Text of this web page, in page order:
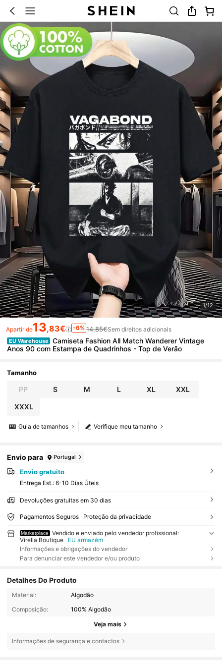
1/12
Apartir de13,83€ -6% 14,85€Sem direitos adicionais
EU Warehouse
Camiseta Fashion All Match Wanderer Vintage
Anos 90 com Estampa de Quadrinhos - Top de Verão
Tamanho
PP S M L XL XXL
XXXL
Verifique meu tamanho
Guia de tamanhos
Envio para Portugal
Envio gratuito
Entrega Est.: 6-10 Dias Úteis
Devoluções gratuitas em 30 dias
Pagamentos Seguros · Proteção da privacidade
Marketplace
Vendido e enviado pelo vendedor profissional:
Virella Boutique
EU armazém
Informações e obrigações do vendedor
Para denunciar este vendedor e/ou produto
Detalhes Do Produto
Material:
Algodão
Composição:
100% Algodão
Veja mais
Informações de segurança e contactos